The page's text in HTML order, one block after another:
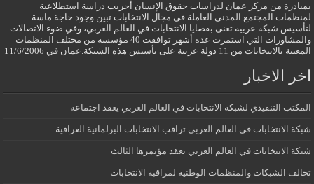
بمبادرة من مركز عمان لدراسات حقوق الإنسان أجريت دراسة استطلاعية
لمنظمات المجتمع المدني العاملة في مجال الانتخابات تبين وجود حاجة ماسة
لتأسيس شبكة عربية تعنى بقضايا الانتخابات في العالم العربي، وفي ضوء الاتصالات
والمشاورات التي استمرت عدة أشهر توافقت 40 مؤسسة من مختلف المنظمات
المعنية بالانتخابات من 11 دولة عربية على تأسيس هذه الشبكة.عمان في 11/6/2006
اخر الاخبار
المكتب التنفيذي لشبكة الانتخابات في العالم العربي يعقد اجتماعه
شبكة الانتخابات في العالم العربي تراقب الانتخابات البرلمانية العراقية
شبكة الانتخابات في العالم العربي تعقد مؤتمرها الثالث
تحالف الشبكات والمنظمات الوطنية لمراقبة الانتخابات